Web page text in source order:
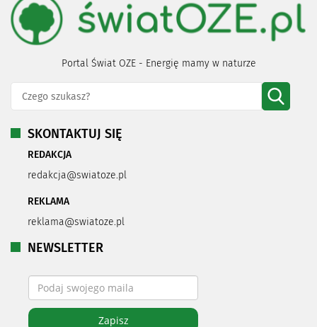
Portal Świat OZE - Energię mamy w naturze
SKONTAKTUJ SIĘ
REDAKCJA
redakcja@swiatoze.pl
REKLAMA
reklama@swiatoze.pl
NEWSLETTER